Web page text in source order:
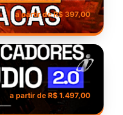
a partir de R$ 397,00
a partir de R$ 1.497,00